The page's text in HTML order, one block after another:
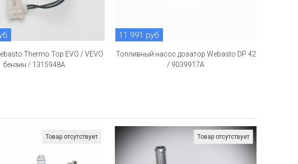
Thermo Top EVO / VEVO
бензин / 1315948A
11 991 руб
Топливный насос дозатор Webasto DP 42
/ 9039917A
Товар отсутствует Товар отсутствует